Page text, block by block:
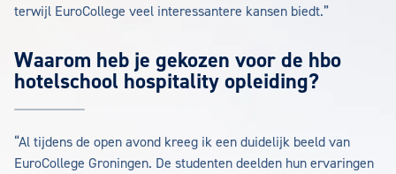
terwijl EuroCollege veel interessantere kansen biedt.”
Waarom heb je gekozen voor de hbo
hotelschool hospitality opleiding?
“Al tijdens de open avond kreeg ik een duidelijk beeld van
EuroCollege Groningen. De studenten deelden hun ervaringen